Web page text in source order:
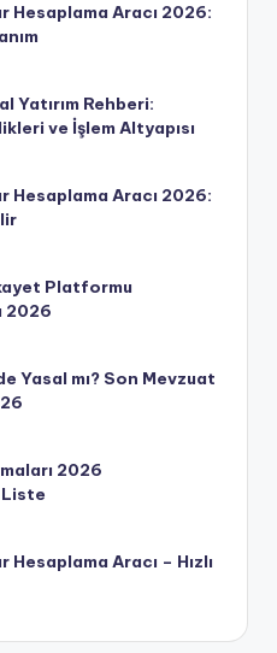
Hesaplama Aracı 2026:
Yatırım Rehberi:
ve İşlem Altyapısı
Hesaplama Aracı 2026:
Platformu
2026
Yasal mı? Son Mevzuat
2026
Liste
Hesaplama Aracı – Hızlı